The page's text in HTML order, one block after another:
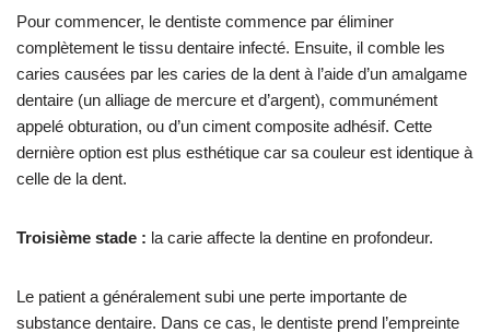
Pour commencer, le dentiste commence par éliminer
complètement le tissu dentaire infecté. Ensuite, il comble les
caries causées par les caries de la dent à l’aide d’un amalgame
dentaire (un alliage de mercure et d’argent), communément
appelé obturation, ou d’un ciment composite adhésif. Cette
dernière option est plus esthétique car sa couleur est identique à
celle de la dent.
Troisième stade : la carie affecte la dentine en profondeur.
Le patient a généralement subi une perte importante de
substance dentaire. Dans ce cas, le dentiste prend l’empreinte